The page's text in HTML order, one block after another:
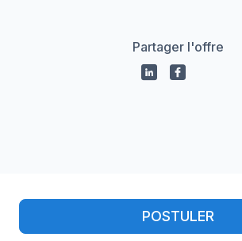
POSTULER
Partager l'offre
Propulsé par